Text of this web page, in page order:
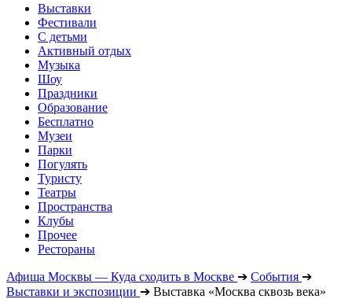
Выставки
Фестивали
С детьми
Активный отдых
Музыка
Шоу
Праздники
Образование
Бесплатно
Музеи
Парки
Погулять
Туристу
Театры
Пространства
Клубы
Прочее
Рестораны
Афиша Москвы — Куда сходить в Москве ➔ События ➔
Выставки и экспозиции ➔ Выставка «Москва сквозь века»